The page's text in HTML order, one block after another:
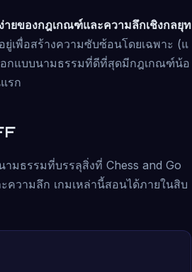
ายของกฎเกณฑ์และความลึกเชิงกลยุท
เพื่อสร้างความซับซ้อนโดยเฉพาะ (แ
อกแบบนามธรรมที่ดีที่สุดมีกฎเกณฑ์น้อ
รก
มธรรมที่บรรลุสิ่งที่ Chess and Go
ความลึก เกมเหล่านี้สอนได้ภายในสิบ